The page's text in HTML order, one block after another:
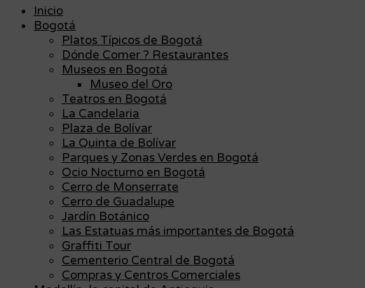
Inicio
Bogotá
Platos Típicos de Bogotá
Dónde Comer ? Restaurantes
Museos en Bogotá
Museo del Oro
Teatros en Bogotá
La Candelaria
Plaza de Bolívar
La Quinta de Bolívar
Parques y Zonas Verdes en Bogotá
Ocio Nocturno en Bogotá
Cerro de Monserrate
Cerro de Guadalupe
Jardín Botánico
Las Estatuas más importantes de Bogotá
Graffiti Tour
Cementerio Central de Bogotá
Compras y Centros Comerciales